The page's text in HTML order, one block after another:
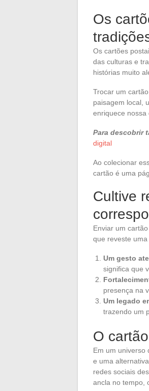
Os
Os cartões
das culturas e
histórias muito
Trocar um
paisagem local,
enriquece nossa
Para descobrir
digital
Ao colecionar
cartão é uma
Cultive
Enviar um
que reveste
Um gesto
significa que
presença na
Um legado
trazendo um
O
Em um universo
e uma
redes sociais
ancla no tempo,